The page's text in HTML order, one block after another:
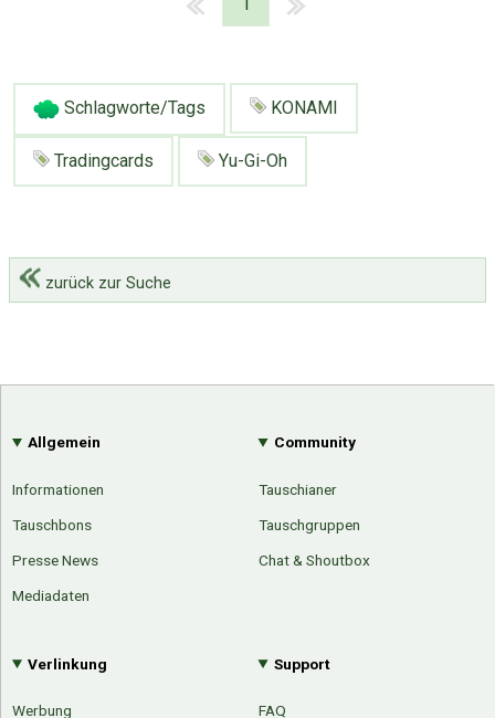
1
Schlagworte/Tags KONAMI
Tradingcards Yu-Gi-Oh
zurück zur Suche
Allgemein
Informationen
Tauschbons
Presse News
Mediadaten
Community
Tauschianer
Tauschgruppen
Chat & Shoutbox
Verlinkung
Werbung
Support
FAQ